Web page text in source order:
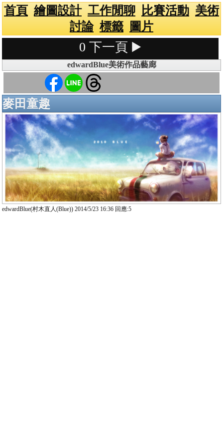
首頁 繪圖設計 工作閒聊 比賽活動 美術
討論 標籤 圖片
0 下一頁 ▶️
edwardBlue美術作品藝廊
麥田童趣
edwardBlue(村木直人(Blue)) 2014/5/23 16:36 回應:5